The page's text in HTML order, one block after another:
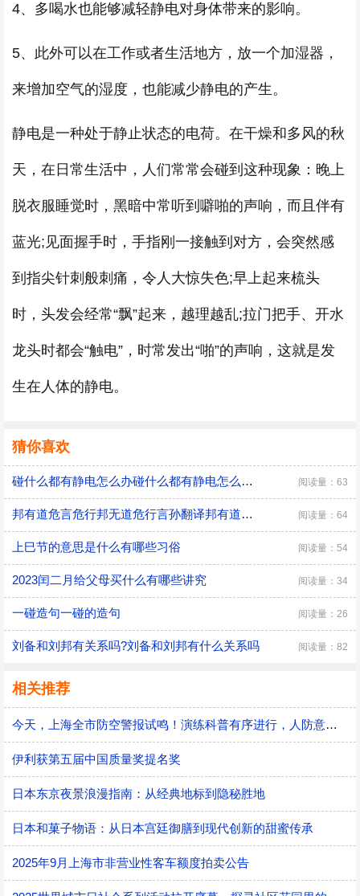
4、多喝水也能够减轻静电对身体带来的影响。
5、此外可以在工作或者生活地方，放一个加湿器，
来增加空气的湿度，也能减少静电的产生。
静电是一种处于静止状态的电荷。在干燥和多风的秋
天，在日常生活中，人们常常会碰到这种现象：晚上
脱衣服睡觉时，黑暗中常听到噼啪的声响，而且伴有
蓝光;见面握手时，手指刚一接触到对方，会突然感
到指尖针刺般刺痛，令人大惊失色;早上起来梳头
时，头发会经常“飘”起来，越理越乱;拉门把手、开水
龙头时都会“触电”，时常发出“啪”的声响，这就是发
生在人体的静电。
猜你喜欢
碰什么都有静电怎么办碰什么都有静电怎么解决 阅读量：63
邦有道危言危行邦无道危行言孙翻译邦有道危言危行邦无道危行言孙翻译是什么 阅读量：64
上巳节的意思是什么有哪些习俗 阅读量：54
2023闰二月给父母买什么有哪些讲究 阅读量：34
一碰造句一碰的造句 阅读量：26
刘备和刘邦有关系吗?刘备和刘邦有什么关系吗 阅读量：82
相关推荐
今天，上海全市防空警报试鸣！演练科普有序进行，人防意识“声入人心”
伊利获第五届中国质量奖提名奖
日本东京夜景浪漫指南：从经典地标到隐秘胜地
日本和菓子物语：从日本宫廷御膳到现代创新的甜蜜传承
2025年9月上海市非营业性客车额度拍卖公告